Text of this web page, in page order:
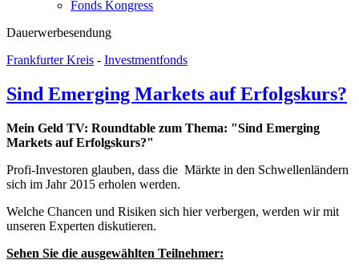
Fonds Kongress
Dauerwerbesendung
Frankfurter Kreis - Investmentfonds
Sind Emerging Markets auf Erfolgskurs?
Mein Geld TV: Roundtable zum Thema: "Sind Emerging
Markets auf Erfolgskurs?"
Profi-Investoren glauben, dass die Märkte in den Schwellenländern
sich im Jahr 2015 erholen werden.
Welche Chancen und Risiken sich hier verbergen, werden wir mit
unseren Experten diskutieren.
Sehen Sie die ausgewählten Teilnehmer: